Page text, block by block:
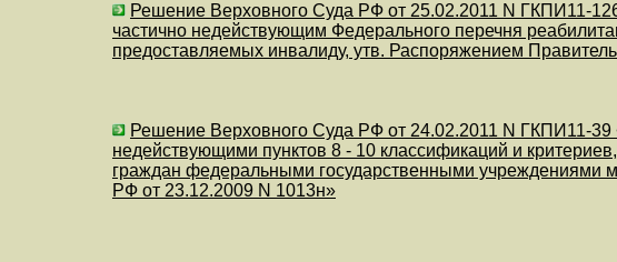
Решение Верховного Суда РФ от 25.02.2011 N ГКПИ11-
частично недействующим Федерального перечня
предоставляемых инвалиду, утв. Распоряжением
Решение Верховного Суда РФ от 24.02.2011 N ГКПИ11-39
недействующими пунктов 8 - 10 классификаций и
граждан федеральными государственными учреждениями
РФ от 23.12.2009 N 1013н»